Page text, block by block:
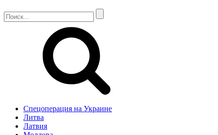
Спецоперация на Украине
Литва
Латвия